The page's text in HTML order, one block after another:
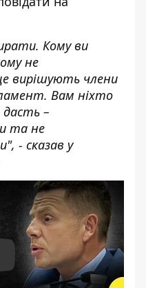
Кому ви
не
вирішують члени
Вам ніхто
–
та не
- сказав у